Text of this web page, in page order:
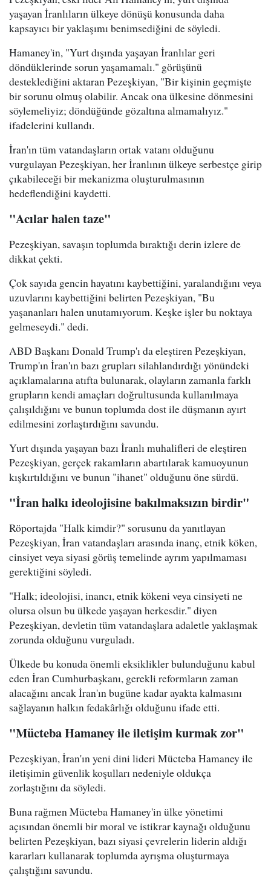
yaşayan İranlıların ülkeye dönüşü konusunda daha
kapsayıcı bir yaklaşımı benimsediğini de söyledi.
Hamaney'in, "Yurt dışında yaşayan İranlılar geri
döndüklerinde sorun yaşamamalı." görüşünü
desteklediğini aktaran Pezeşkiyan, "Bir kişinin geçmişte
bir sorunu olmuş olabilir. Ancak ona ülkesine dönmesini
söylemeliyiz; döndüğünde gözaltına almamalıyız."
ifadelerini kullandı.
İran'ın tüm vatandaşların ortak vatanı olduğunu
vurgulayan Pezeşkiyan, her İranlının ülkeye serbestçe girip
çıkabileceği bir mekanizma oluşturulmasının
hedeflendiğini kaydetti.
"Acılar halen taze"
Pezeşkiyan, savaşın toplumda bıraktığı derin izlere de
dikkat çekti.
Çok sayıda gencin hayatını kaybettiğini, yaralandığını veya
uzuvlarını kaybettiğini belirten Pezeşkiyan, "Bu
yaşananları halen unutamıyorum. Keşke işler bu noktaya
gelmeseydi." dedi.
ABD Başkanı Donald Trump'ı da eleştiren Pezeşkiyan,
Trump'ın İran'ın bazı grupları silahlandırdığı yönündeki
açıklamalarına atıfta bulunarak, olayların zamanla farklı
grupların kendi amaçları doğrultusunda kullanılmaya
çalışıldığını ve bunun toplumda dost ile düşmanın ayırt
edilmesini zorlaştırdığını savundu.
Yurt dışında yaşayan bazı İranlı muhalifleri de eleştiren
Pezeşkiyan, gerçek rakamların abartılarak kamuoyunun
kışkırtıldığını ve bunun "ihanet" olduğunu öne sürdü.
"İran halkı ideolojisine bakılmaksızın birdir"
Röportajda "Halk kimdir?" sorusunu da yanıtlayan
Pezeşkiyan, İran vatandaşları arasında inanç, etnik köken,
cinsiyet veya siyasi görüş temelinde ayrım yapılmaması
gerektiğini söyledi.
"Halk; ideolojisi, inancı, etnik kökeni veya cinsiyeti ne
olursa olsun bu ülkede yaşayan herkesdir." diyen
Pezeşkiyan, devletin tüm vatandaşlara adaletle yaklaşmak
zorunda olduğunu vurguladı.
Ülkede bu konuda önemli eksiklikler bulunduğunu kabul
eden İran Cumhurbaşkanı, gerekli reformların zaman
alacağını ancak İran'ın bugüne kadar ayakta kalmasını
sağlayanın halkın fedakârlığı olduğunu ifade etti.
"Mücteba Hamaney ile iletişim kurmak zor"
Pezeşkiyan, İran'ın yeni dini lideri Mücteba Hamaney ile
iletişimin güvenlik koşulları nedeniyle oldukça
zorlaştığını da söyledi.
Buna rağmen Mücteba Hamaney'in ülke yönetimi
açısından önemli bir moral ve istikrar kaynağı olduğunu
belirten Pezeşkiyan, bazı siyasi çevrelerin liderin aldığı
kararları kullanarak toplumda ayrışma oluşturmaya
çalıştığını savundu.